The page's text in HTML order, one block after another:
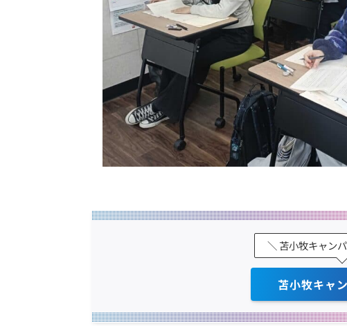
＼ 苫小牧キャン
苫小牧キャ